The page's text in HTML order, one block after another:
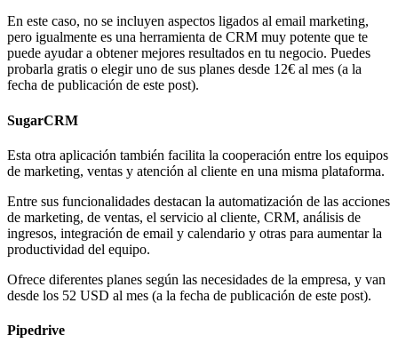
En este caso, no se incluyen aspectos ligados al email marketing,
pero igualmente es una herramienta de CRM muy potente que te
puede ayudar a obtener mejores resultados en tu negocio. Puedes
probarla gratis o elegir uno de sus planes desde 12€ al mes (a la
fecha de publicación de este post).
SugarCRM
Esta otra aplicación también facilita la cooperación entre los equipos
de marketing, ventas y atención al cliente en una misma plataforma.
Entre sus funcionalidades destacan la automatización de las acciones
de marketing, de ventas, el servicio al cliente, CRM, análisis de
ingresos, integración de email y calendario y otras para aumentar la
productividad del equipo.
Ofrece diferentes planes según las necesidades de la empresa, y van
desde los 52 USD al mes (a la fecha de publicación de este post).
Pipedrive